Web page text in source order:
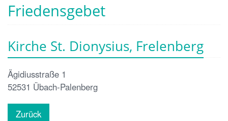
Friedensgebet
Kirche St. Dionysius, Frelenberg
Ägidiusstraße 1
52531 Übach-Palenberg
Zurück